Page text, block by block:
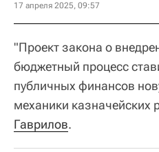
17 апреля 2025, 09:57
"Проект закона о
бюджетный процесс
публичных финансов
механики казначейских
Гаврилов.